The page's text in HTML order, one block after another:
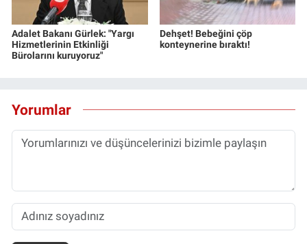
Adalet Bakanı Gürlek: "Yargı
Hizmetlerinin Etkinliği
Bürolarını kuruyoruz"
Dehşet! Bebeğini çöp
konteynerine bıraktı!
Yorumlar